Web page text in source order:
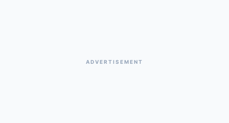
ADVERTISEMENT